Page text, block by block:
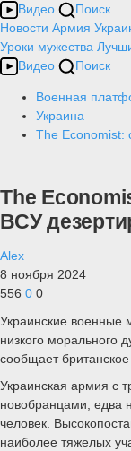
Видео
Поиск
Новости Армия
Уроки мужества
Видео
Поиск
Военная
Украина
The Economist:
The
ВСУ
Alex
8 ноября 2024
556 0 0
Украинские военные
низкого морального
сообщает
Украинская армия с
новобранцами, едва
человек.
наиболее тяжелых